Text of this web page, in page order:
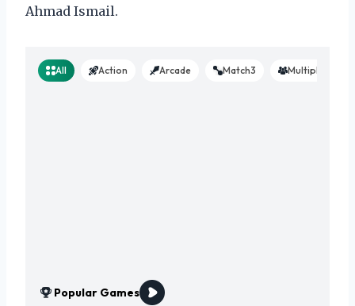
Ahmad Ismail.